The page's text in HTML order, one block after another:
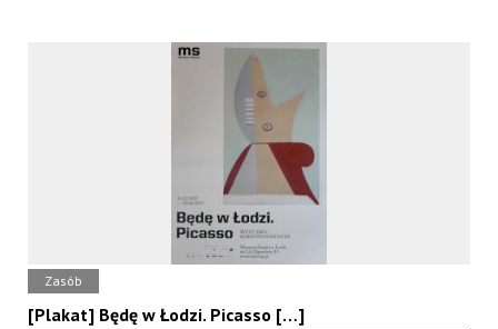
Zasób
[Plakat] Będę w Łodzi. Picasso […]